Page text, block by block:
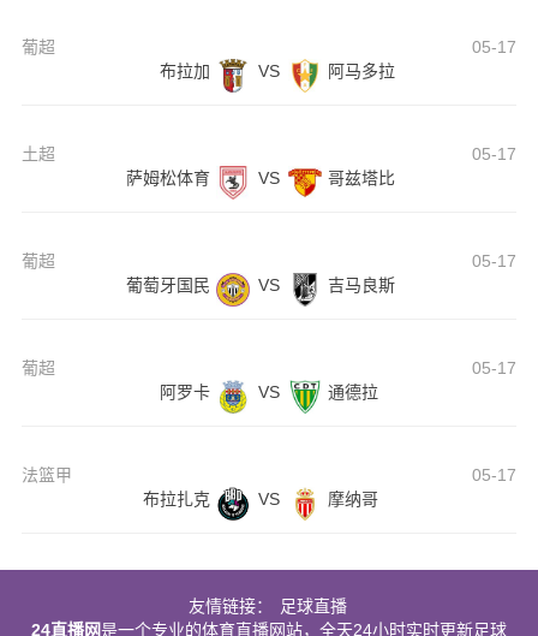
葡超
05-17
布拉加
VS 阿马多拉
土超
05-17
萨姆松体育
VS 哥兹塔比
葡超
05-17
葡萄牙国民
VS 吉马良斯
葡超
05-17
阿罗卡
VS 通德拉
法篮甲
05-17
布拉扎克
VS 摩纳哥
友情链接：
足球直播
24直播网是一个专业的体育直播网站，全天24小时实时更新足球